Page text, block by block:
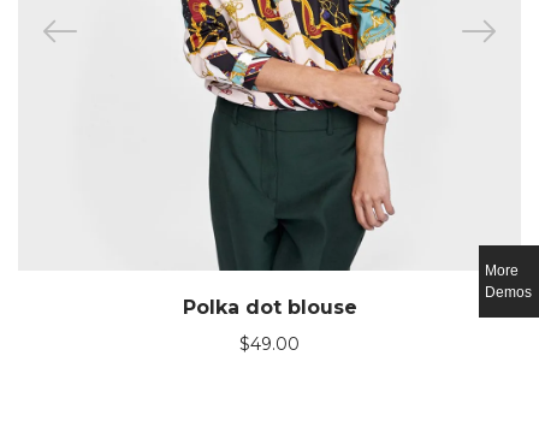
Polka dot blouse
$49.00
More
Demos